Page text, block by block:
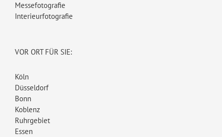
Messefotografie
Interieurfotografie
VOR ORT FÜR SIE:
Köln
Düsseldorf
Bonn
Koblenz
Ruhrgebiet
Essen